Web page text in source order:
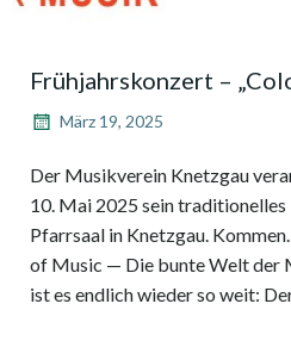
Frühjahrskonzert –
März 19, 2025
Der Musikverein Knetzgau
10. Mai 2025 sein
Pfarrsaal in Knetzgau.
of Music — Die bunte Welt der
ist es endlich wieder so weit: